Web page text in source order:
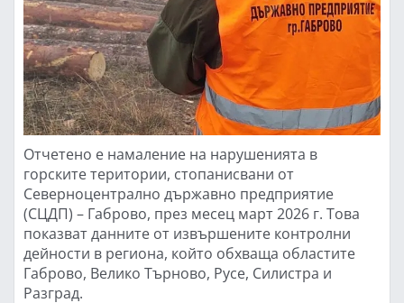
Отчетено е намаление на нарушенията в
горските територии, стопанисвани от
Северноцентрално държавно предприятие
(СЦДП) – Габрово, през месец март 2026 г. Това
показват данните от извършените контролни
дейности в региона, който обхваща областите
Габрово, Велико Търново, Русе, Силистра и
Разград.